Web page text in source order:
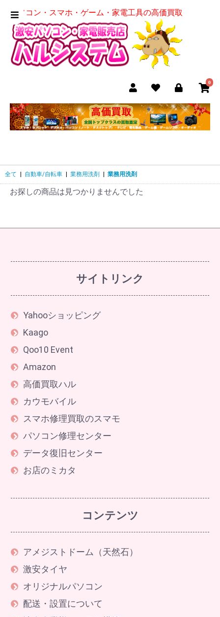
パソコン・スマホ・ゲーム・家電工具の高価買取
0
全て | 自動車/自転車 | 業務用洗剤 | 業務用洗剤
お探しの商品は見つかりませんでした
サイトリンク
Yahooショッピング
Kaago
Qoo10 Event
Amazon
高価買取ハル
カウモバイル
スマホ修理買取のスマモ
パソコン修理センター
データ復旧センター
お店のミカタ
コンテンツ
アメジストドーム（天然石）
激安タイヤ
オリジナルパソコン
配送・設置について